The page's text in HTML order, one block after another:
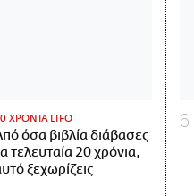
ΧΡΟΝΙΑ LIFO
όσα βιβλία διάβασες
τελευταία 20 χρόνια,
ξεχωρίζεις